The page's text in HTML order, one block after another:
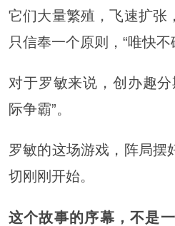
它们大量繁殖，飞速扩张
只信奉一个原则，“唯快不
对于罗敏来说，创办趣
际争霸”。
罗敏的这场游戏，阵局摆
切刚刚开始。
这个故事的序幕，不是